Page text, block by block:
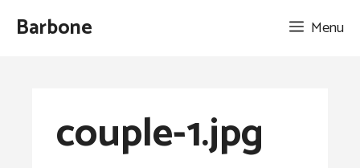
AllerBarbone Menu
couple-1.jpg